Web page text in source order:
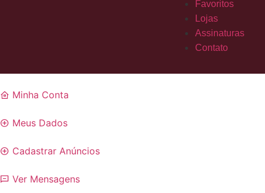
Favoritos
Lojas
Assinaturas
Contato
Minha Conta
Meus Dados
Cadastrar Anúncios
Ver Mensagens